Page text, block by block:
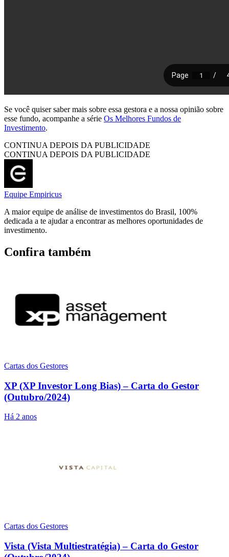
Se você quiser saber mais sobre essa gestora e a nossa opinião sobre
esse fundo, acompanhe a série Os Melhores Fundos de
Investimento.
CONTINUA DEPOIS DA PUBLICIDADE
CONTINUA DEPOIS DA PUBLICIDADE
Equipe Empiricus
A maior equipe de análise de investimentos do Brasil, 100%
dedicada a te ajudar a encontrar as melhores oportunidades de
investimento.
Confira também
Cartas dos Gestores
XP (XP Investor Long Bias) – Carta do Gestor
(Outubro/2024)
Há 2 anos
Cartas dos Gestores
Vista (Vista Multiestratégia) – Carta do Gestor